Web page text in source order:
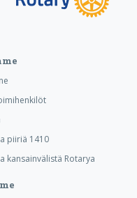
piiriä 1410
kansainvälistä Rotarya